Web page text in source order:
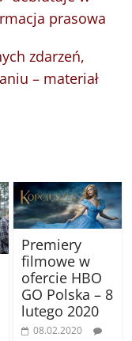
prasowa
zdarzeń,
– materiał
Premiery
filmowe w
ofercie HBO
GO Polska – 8
lutego 2020
08.02.2020